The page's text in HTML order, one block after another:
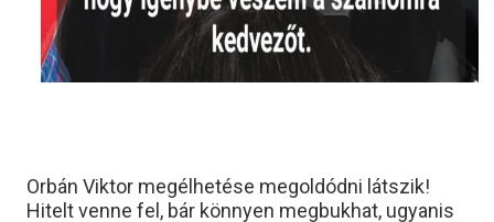
Orbán Viktor megélhetése megoldódni látszik!
Hitelt venne fel, bár könnyen megbukhat, ugyanis